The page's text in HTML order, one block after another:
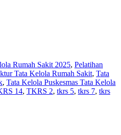
Rumah Sakit 2025, Pelatihan
Tata Kelola Rumah Sakit, Tata
, Tata Kelola Puskesmas Tata Kelola
14, TKRS 2, tkrs 5, tkrs 7, tkrs